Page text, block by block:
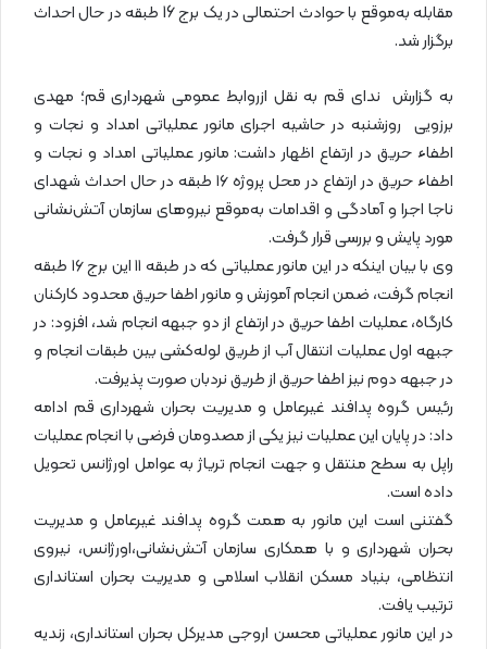
مقابله به‌موقع با حوادث احتمالی در یک برج 16 طبقه در حال احداث
برگزار شد.
به گزارش ندای قم به نقل ازروابط عمومی شهرداری قم؛ مهدی
برزویی روزشنبه در حاشیه اجرای مانور عملیاتی امداد و نجات و
اطفاء حریق در ارتفاع اظهار داشت: مانور عملیاتی امداد و نجات و
اطفاء حریق در ارتفاع در محل پروژه ۱۶ طبقه در حال احداث شهدای
ناجا اجرا و آمادگی و اقدامات به‌موقع نیروهای سازمان آتش‌نشانی
مورد پایش و بررسی قرار گرفت.
وی با بیان اینکه در این مانور عملیاتی که در طبقه ۱۱ این برج ۱۶ طبقه
انجام گرفت، ضمن انجام آموزش و مانور اطفا حریق محدود کارکنان
کارگاه، عملیات اطفا حریق در ارتفاع از دو جبهه انجام شد، افزود: در
جبهه اول عملیات انتقال آب از طریق لوله‌کشی بین طبقات انجام و
در جبهه دوم نیز اطفا حریق از طریق نردبان صورت پذیرفت.
رئیس گروه پدافند غیرعامل و مدیریت بحران شهرداری قم ادامه
داد: در پایان این عملیات نیز یکی از مصدومان فرضی با انجام عملیات
راپل به سطح منتقل و جهت انجام تریاژ به عوامل اورژانس تحویل
داده است.
گفتنی است این مانور به همت گروه پدافند غیرعامل و مدیریت
بحران شهرداری و با همکاری سازمان آتش‌نشانی،اورژانس، نیروی
انتظامی، بنیاد مسکن انقلاب اسلامی و مدیریت بحران استانداری
ترتیب یافت.
در این مانور عملیاتی محسن اروجی مدیرکل بحران استانداری، زندیه